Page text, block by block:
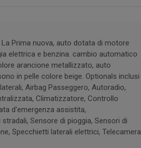
Prima nuova, auto dotata di motore
elettrica e benzina. cambio automatico
arancione metallizzato, auto
in pelle colore beige. Optionals inclusi
Airbag Passeggero, Autoradio,
Climatizzatore, Controllo
d'emergenza assistita,
Sensore di pioggia, Sensori di
Specchietti laterali elettrici, Telecamera